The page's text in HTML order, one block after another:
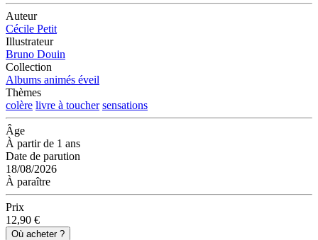
Auteur
Cécile Petit
Illustrateur
Bruno Douin
Collection
Albums animés éveil
Thèmes
colère livre à toucher sensations
Âge
À partir de 1 ans
Date de parution
18/08/2026
À paraître
Prix
12,90 €
Où acheter ?